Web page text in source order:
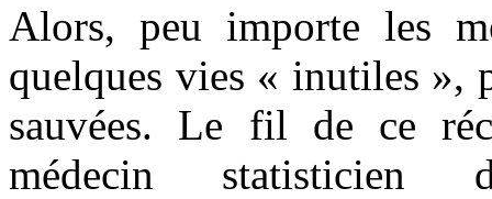
Alors, peu importe les
quelques vies « inutiles »,
sauvées. Le fil de ce
médecin statisticien